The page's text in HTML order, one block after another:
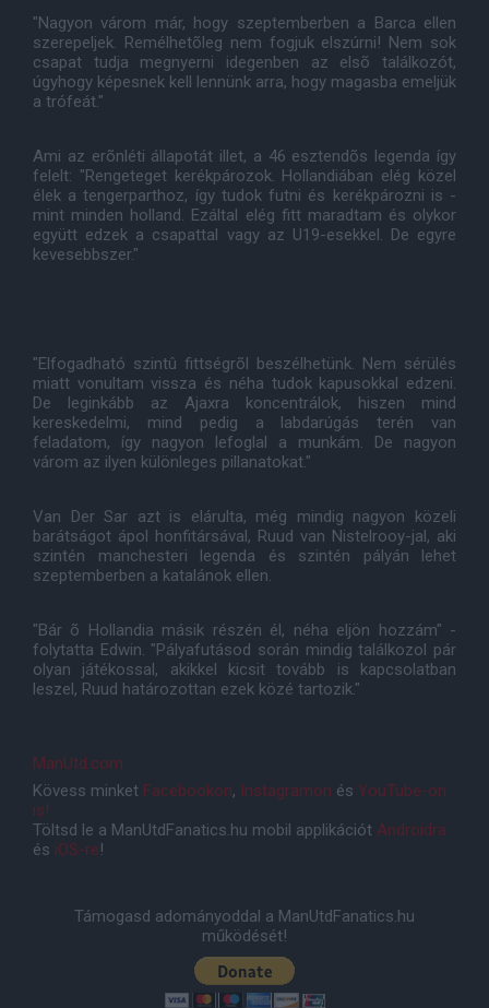
"Nagyon várom már, hogy szeptemberben a Barca ellen
szerepeljek. Remélhetõleg nem fogjuk elszúrni! Nem sok
csapat tudja megnyerni idegenben az elsõ találkozót,
úgyhogy képesnek kell lennünk arra, hogy magasba emeljük
a trófeát."
Ami az erõnléti állapotát illet, a 46 esztendõs legenda így
felelt: "Rengeteget kerékpározok. Hollandiában elég közel
élek a tengerparthoz, így tudok futni és kerékpározni is -
mint minden holland. Ezáltal elég fitt maradtam és olykor
együtt edzek a csapattal vagy az U19-esekkel. De egyre
kevesebbszer."
"Elfogadható szintû fittségrõl beszélhetünk. Nem sérülés
miatt vonultam vissza és néha tudok kapusokkal edzeni.
De leginkább az Ajaxra koncentrálok, hiszen mind
kereskedelmi, mind pedig a labdarúgás terén van
feladatom, így nagyon lefoglal a munkám. De nagyon
várom az ilyen különleges pillanatokat."
Van Der Sar azt is elárulta, még mindig nagyon közeli
barátságot ápol honfitársával, Ruud van Nistelrooy-jal, aki
szintén manchesteri legenda és szintén pályán lehet
szeptemberben a katalánok ellen.
"Bár õ Hollandia másik részén él, néha eljön hozzám" -
folytatta Edwin. "Pályafutásod során mindig találkozol pár
olyan játékossal, akikkel kicsit tovább is kapcsolatban
leszel, Ruud határozottan ezek közé tartozik."
ManUtd.com
Kövess minket Facebookon, Instagramon és YouTube-on
is!
Töltsd le a ManUtdFanatics.hu mobil applikációt Androidra
és iOS-re!
Támogasd adományoddal a ManUtdFanatics.hu
működését!